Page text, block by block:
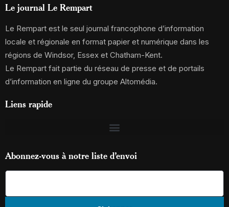
Le journal Le Rempart
Le Rempart est le seul journal francophone d’information
locale et régionale en format papier et numérique dans les
régions de Windsor, Essex et Chatham-Kent.
Le Rempart fait partie du réseau de presse et de portails
d’information en ligne du groupe Altomédia.
Liens rapide
Abonnez-vous à notre liste d’envoi